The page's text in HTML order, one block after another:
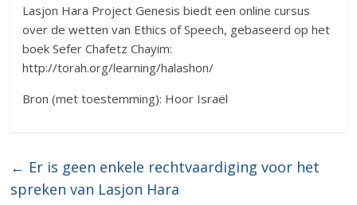
Lasjon Hara Project Genesis biedt een online cursus
over de wetten van Ethics of Speech, gebaseerd op het
boek Sefer Chafetz Chayim:
http://torah.org/learning/halashon/
Bron (met toestemming): Hoor Israël
← Er is geen enkele rechtvaardiging voor het
spreken van Lasjon Hara